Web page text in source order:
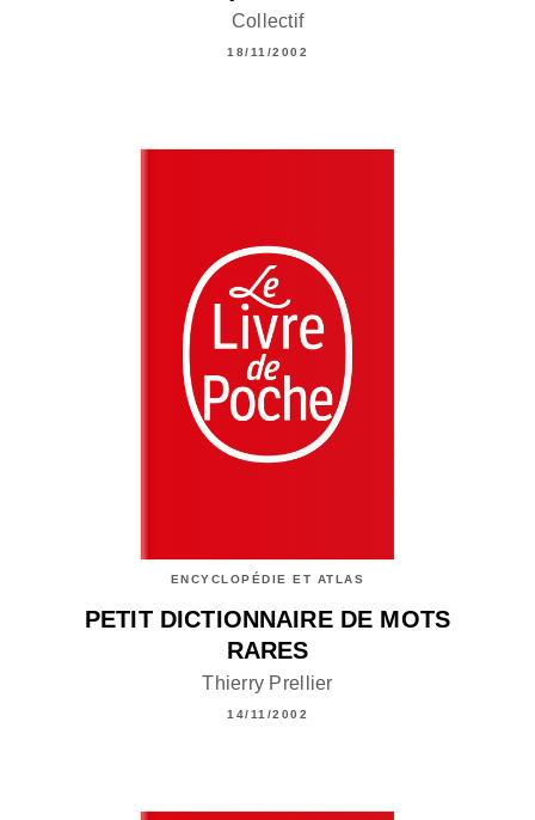
Collectif
18/11/2002
ENCYCLOPÉDIE ET ATLAS
PETIT DICTIONNAIRE DE MOTS
RARES
Thierry Prellier
14/11/2002